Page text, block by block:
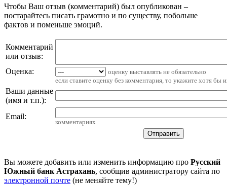
Чтобы Ваш отзыв (комментарий) был опубликован –
постарайтесь писать грамотно и по существу, побольше
фактов и поменьше эмоций.
Комментарий
или отзыв:
Оценка:
оценку выставлять не обязательно
если ставите оценку без комментария, то укажите хотя бы
Ваши данные
(имя и т.п.):
Email:
комментариях
Вы можете добавить или изменить информацию про Русский
Южный банк Астрахань, сообщив администратору сайта по
электронной почте (не меняйте тему!)